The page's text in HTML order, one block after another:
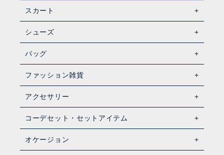
スカート
シューズ
バッグ
ファッション雑貨
アクセサリー
コーデセット・セットアイテム
オケージョン